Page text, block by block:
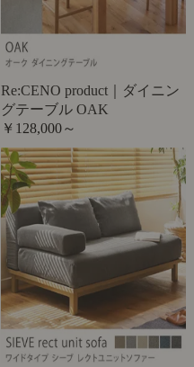
Re:CENO product｜ダイニン
グテーブル OAK
￥128,000～